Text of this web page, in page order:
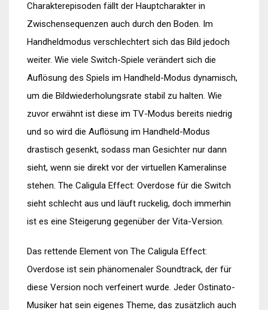
Charakterepisoden fällt der Hauptcharakter in
Zwischensequenzen auch durch den Boden. Im
Handheldmodus verschlechtert sich das Bild jedoch
weiter. Wie viele Switch-Spiele verändert sich die
Auflösung des Spiels im Handheld-Modus dynamisch,
um die Bildwiederholungsrate stabil zu halten. Wie
zuvor erwähnt ist diese im TV-Modus bereits niedrig
und so wird die Auflösung im Handheld-Modus
drastisch gesenkt, sodass man Gesichter nur dann
sieht, wenn sie direkt vor der virtuellen Kameralinse
stehen. The Caligula Effect: Overdose für die Switch
sieht schlecht aus und läuft ruckelig, doch immerhin
ist es eine Steigerung gegenüber der Vita-Version.
Das rettende Element von The Caligula Effect:
Overdose ist sein phänomenaler Soundtrack, der für
diese Version noch verfeinert wurde. Jeder Ostinato-
Musiker hat sein eigenes Theme, das zusätzlich auch